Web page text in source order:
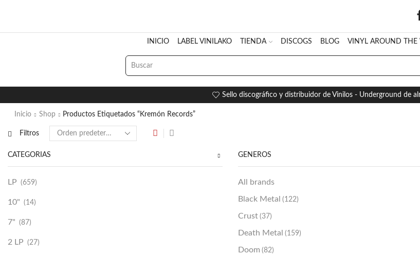
INICIO LABEL VINILAKO TIENDA DISCOGS BLOG VINYL AROUND THE
SEARCH
INPUT
Sello discográfico y distribuidor de Vinilos - Underground de
Inicio Shop Productos Etiquetados “Kremón Records”
Filtros
CATEGORÍAS
LP (659)
10" (14)
7" (87)
2 LP (27)
GÉNEROS
All brands
Black Metal (122)
Crust (37)
Death Metal (159)
Doom (82)